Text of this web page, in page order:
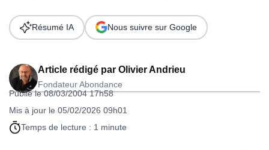
Article rédigé par Olivier Andrieu
Fondateur Abondance
Publié le 08/03/2004 17h58
Mis à jour le 05/02/2026 09h01
Temps de lecture : 1 minute
Résumé IA Nous suivre sur Google